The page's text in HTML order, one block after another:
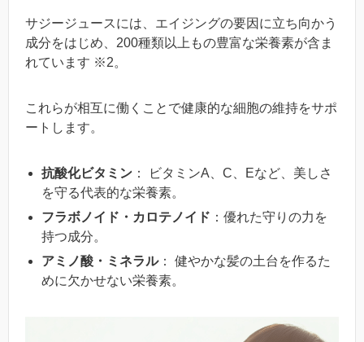
サジージュースには、エイジングの要因に立ち向かう
成分をはじめ、200種類以上もの豊富な栄養素が含ま
れています ※2。
これらが相互に働くことで健康的な細胞の維持をサポ
ートします。
抗酸化ビタミン ： ビタミンA、C、Eなど、美しさ
を守る代表的な栄養素。
フラボノイド・カロテノイド ：優れた守りの力を
持つ成分。
アミノ酸・ミネラル： 健やかな髪の土台を作るた
めに欠かせない栄養素。